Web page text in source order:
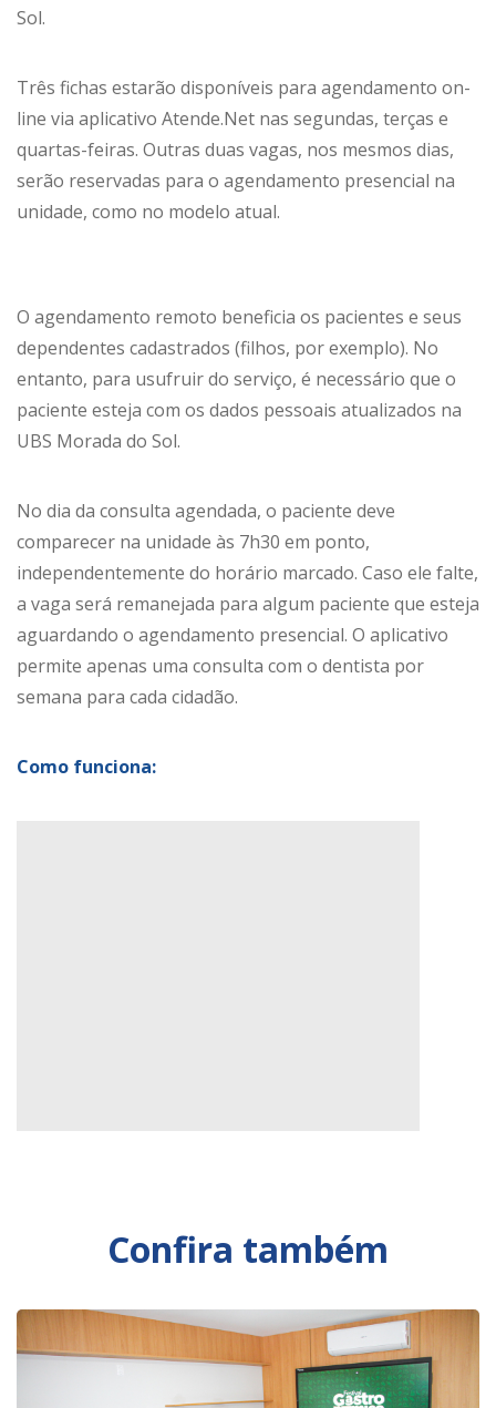
Sol.
Três fichas estarão disponíveis para agendamento on-
line via aplicativo Atende.Net nas segundas, terças e
quartas-feiras. Outras duas vagas, nos mesmos dias,
serão reservadas para o agendamento presencial na
unidade, como no modelo atual.
O agendamento remoto beneficia os pacientes e seus
dependentes cadastrados (filhos, por exemplo). No
entanto, para usufruir do serviço, é necessário que o
paciente esteja com os dados pessoais atualizados na
UBS Morada do Sol.
No dia da consulta agendada, o paciente deve
comparecer na unidade às 7h30 em ponto,
independentemente do horário marcado. Caso ele falte,
a vaga será remanejada para algum paciente que esteja
aguardando o agendamento presencial. O aplicativo
permite apenas uma consulta com o dentista por
semana para cada cidadão.
Como funciona:
Confira também